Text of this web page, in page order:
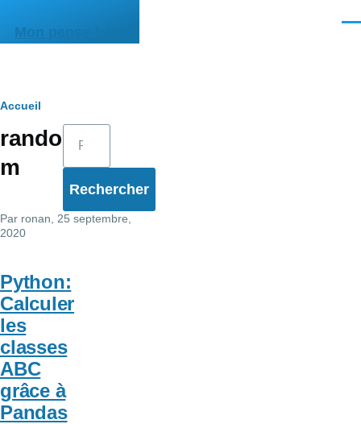
Mon pense-bête
Fil
d'Ariane
Accueil
rando
m
Par ronan , 25 septembre,
2020
Python:
Calculer
les
classes
ABC
grâce à
Pandas